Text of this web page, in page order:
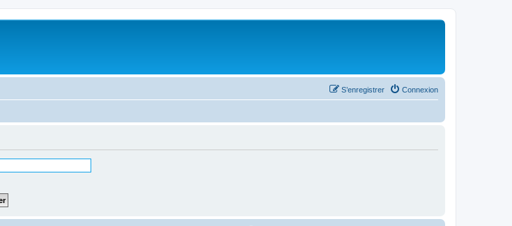
Connexion
S’enregistrer